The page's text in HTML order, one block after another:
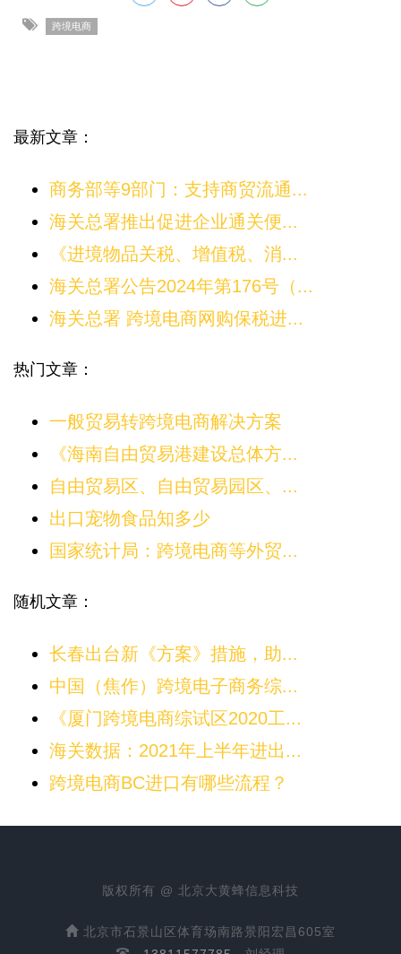
跨境电商
最新文章：
商务部等9部门：支持商贸流通...
海关总署推出促进企业通关便...
《进境物品关税、增值税、消...
海关总署公告2024年第176号（...
海关总署 跨境电商网购保税进...
热门文章：
一般贸易转跨境电商解决方案
《海南自由贸易港建设总体方...
自由贸易区、自由贸易园区、...
出口宠物食品知多少
国家统计局：跨境电商等外贸...
随机文章：
长春出台新《方案》措施，助...
中国（焦作）跨境电子商务综...
《厦门跨境电商综试区2020工...
海关数据：2021年上半年进出...
跨境电商BC进口有哪些流程？
版权所有 @ 北京大黄蜂信息科技
北京市石景山区体育场南路景阳宏昌605室